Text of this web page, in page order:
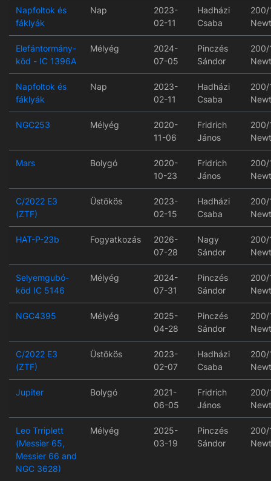
Napfoltok és
fáklyák
Nap
2023-
02-11
Hadházi
Csaba
200/
Elefántormány-
köd - IC 1396A
Mélyég
2024-
07-05
Pinczés
Sándor
200/
Napfoltok és
fáklyák
Nap
2023-
02-11
Hadházi
Csaba
200/
NGC253 Mélyég
2020-
11-06
Fridrich
János
200/
Mars Bolygó
2020-
10-23
Fridrich
János
200/
C/2022 E3
(ZTF)
Üstökös
2023-
02-15
Hadházi
Csaba
200/
HAT-P-23b Fogyatkozás
2026-
07-28
Nagy
Sándor
200/
Selyemgubó-
köd IC 5146
Mélyég
2024-
07-31
Pinczés
Sándor
200/
NGC4395 Mélyég
2025-
04-28
Pinczés
Sándor
200/
C/2022 E3
(ZTF)
Üstökös
2023-
02-07
Hadházi
Csaba
200/
Jupiter Bolygó
2021-
06-05
Fridrich
János
200/
Leo Trriplett
(Messier 65,
Messier 66 and
NGC 3628)
Mélyég
2025-
03-19
Pinczés
Sándor
200/